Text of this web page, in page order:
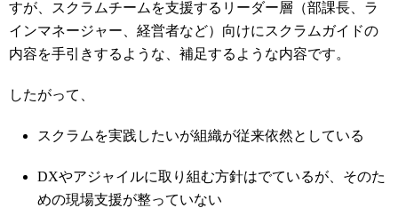
すが、スクラムチームを支援するリーダー層（部課長、ラ
インマネージャー、経営者など）向けにスクラムガイドの
内容を手引きするような、補足するような内容です。
したがって、
スクラムを実践したいが組織が従来依然としている
DXやアジャイルに取り組む方針はでているが、そのた
めの現場支援が整っていない